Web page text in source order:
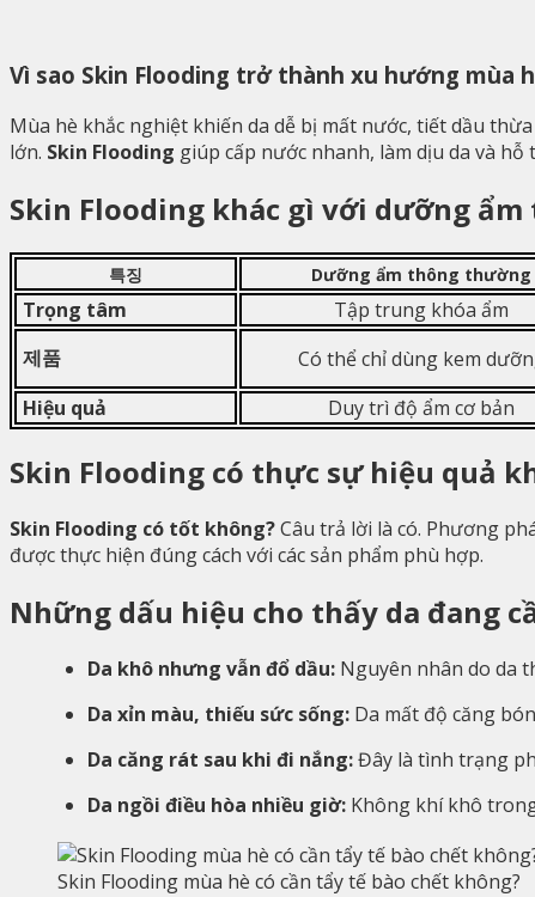
Vì sao Skin Flooding trở thành xu hướng mùa
Mùa hè khắc nghiệt khiến da dễ bị mất nước, tiết dầu
lớn. Skin Flooding giúp cấp nước nhanh, làm dịu da và
Skin Flooding khác gì với dưỡng
특징 Dưỡng ẩm thông thường
Trọng tâm Tập trung khóa ẩm
제품
Có thể chỉ dùng kem
Hiệu quả
Duy trì độ ẩm cơ bản
Skin Flooding có thực sự hiệu quả
Skin Flooding có tốt không?Câu trả lời là có. Phương
được thực hiện đúng cách với các sản phẩm phù hợp.
Những dấu hiệu cho thấy da đang
Da khô nhưng vẫn đổ dầu: Nguyên nhân do da
Da xỉn màu, thiếu sức sống: Da mất độ căng
Da căng rát sau khi đi nắng:Đây là tình trạng
Da ngồi điều hòa nhiều giờ: Không khí khô
Skin Flooding mùa hè có cần tẩy tế bào chết không?